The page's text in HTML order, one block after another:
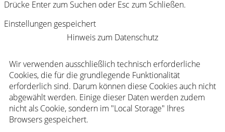
Drücke Enter zum Suchen oder Esc zum Schließen.
Einstellungen gespeichert
Hinweis zum Datenschutz
Wir verwenden ausschließlich technisch erforderliche
Cookies, die für die grundlegende Funktionalität
erforderlich sind. Darum können diese Cookies auch nicht
abgewählt werden. Einige dieser Daten werden zudem
nicht als Cookie, sondern im "Local Storage" Ihres
Browsers gespeichert.